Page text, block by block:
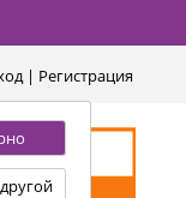
| Регистрация